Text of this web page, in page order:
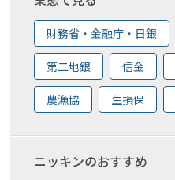
財務省・金融庁・日銀
第二地銀 信金
農漁協 生損保
ニッキンのおすすめ